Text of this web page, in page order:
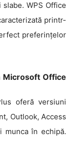
WPS Office
printr-
preferințelor
Microsoft Office
oferă versiuni
Outlook, Access
munca în echipă.